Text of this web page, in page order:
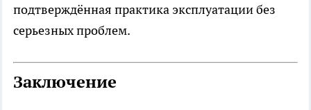
подтверждённая практика эксплуатации без
серьезных проблем.
Заключение